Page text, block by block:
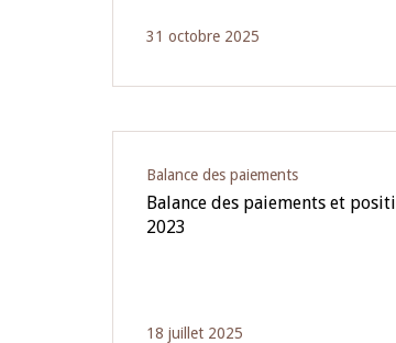
31 octobre 2025
Balance des paiements
Balance des paiements et
2023
18 juillet 2025